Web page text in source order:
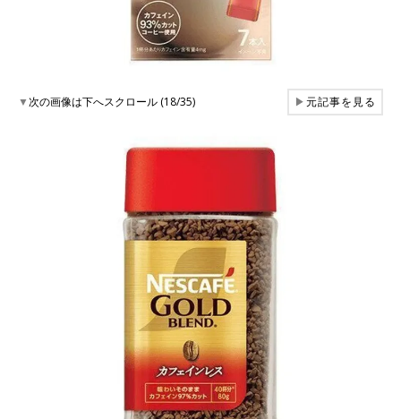
▼次の画像は下へスクロール (18/35) ▶元記事を見る